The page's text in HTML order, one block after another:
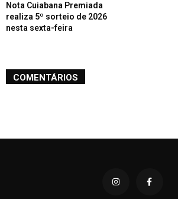
Nota Cuiabana Premiada
realiza 5º sorteio de 2026
nesta sexta-feira
COMENTÁRIOS